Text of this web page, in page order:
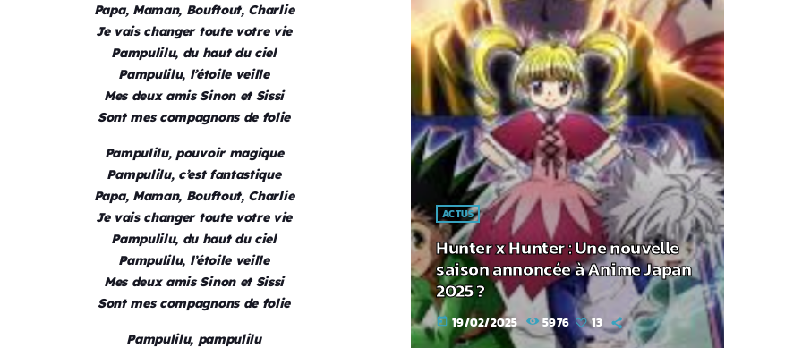
Papa, Maman, Bouftout, Charlie
Je vais changer toute votre vie
Pampulilu, du haut du ciel
Pampulilu, l’étoile veille
Mes deux amis Sinon et Sissi
Sont mes compagnons de folie
Pampulilu, pouvoir magique
Pampulilu, c’est fantastique
Papa, Maman, Bouftout, Charlie
Je vais changer toute votre vie
Pampulilu, du haut du ciel
Pampulilu, l’étoile veille
Mes deux amis Sinon et Sissi
Sont mes compagnons de folie
Pampulilu, pampulilu
ACTUS
Hunter x Hunter : Une nouvelle
saison annoncée à Anime Japan
2025 ?
today 19/02/2025 5976 13